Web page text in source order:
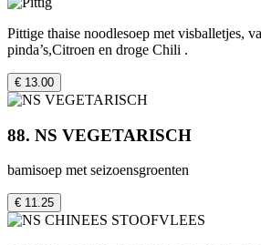
Pittige thaise noodlesoep met visballetjes,
pinda’s,Citroen en droge Chili .
€ 13.00
88. NS VEGETARISCH
bamisoep met seizoensgroenten
€ 11.25